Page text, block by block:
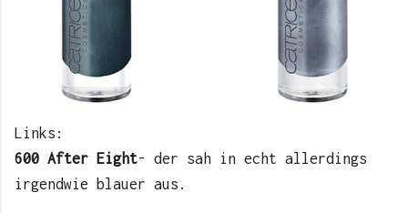
Links:
600 After Eight- der sah in echt allerdings
irgendwie blauer aus.